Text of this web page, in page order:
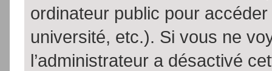
ordinateur public pour
université, etc.). Si vous ne
l’administrateur a désactivé